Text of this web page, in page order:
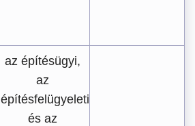
az építésügyi,
az
építésfelügyeleti
és az